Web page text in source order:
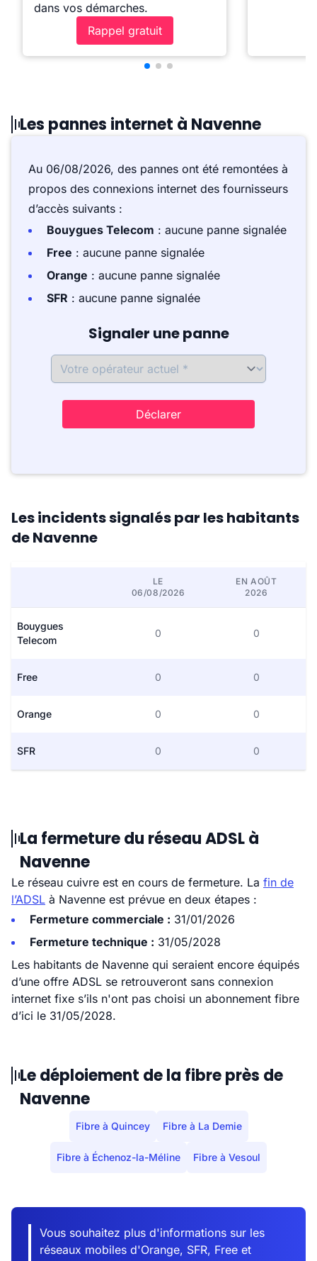
dans vos démarches.
Rappel gratuit
Les pannes internet à Navenne
Au 06/08/2026, des pannes ont été remontées à
propos des connexions internet des fournisseurs
d’accès suivants :
Bouygues Telecom : aucune panne signalée
Free : aucune panne signalée
Orange : aucune panne signalée
SFR : aucune panne signalée
Signaler une panne
Déclarer
Les incidents signalés par les habitants
de Navenne
LE
06/08/2026
EN AOÛT
2026
Bouygues
Telecom
0 0
Free 0 0
Orange 0 0
SFR 0 0
La fermeture du réseau ADSL à
Navenne
Le réseau cuivre est en cours de fermeture. La fin de
l’ADSL à Navenne est prévue en deux étapes :
Fermeture commerciale : 31/01/2026
Fermeture technique : 31/05/2028
Les habitants de Navenne qui seraient encore équipés
d’une offre ADSL se retrouveront sans connexion
internet fixe s’ils n'ont pas choisi un abonnement fibre
d’ici le 31/05/2028.
Le déploiement de la fibre près de
Navenne
Fibre à Quincey Fibre à La Demie
Fibre à Échenoz-la-Méline Fibre à Vesoul
Vous souhaitez plus d'informations sur les
réseaux mobiles d'Orange, SFR, Free et